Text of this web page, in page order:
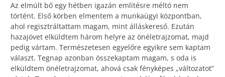
Az elmúlt bő egy hétben igazán említésre méltó nem
történt. Első körben elmentem a munkaügyi központban,
ahol regisztráltattam magam, mint álláskereső. Ezután
hazajövet elküldtem három helyre az önéletrajzomat, majd
pedig vártam. Természetesen egyelőre egyikre sem kaptam
választ. Tegnap azonban összekaptam magam, s oda is
elküldtem önéletrajzomat, ahová csak fényképes „változatot”